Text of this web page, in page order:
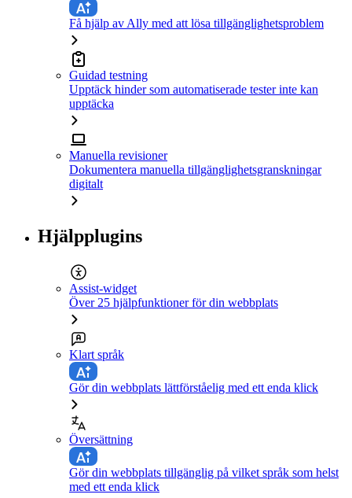
Få hjälp av Ally med att lösa tillgänglighetsproblem
Guidad testning
Upptäck hinder som automatiserade tester inte kan
upptäcka
Manuella revisioner
Dokumentera manuella tillgänglighetsgranskningar
digitalt
Hjälpplugins
Assist-widget
Över 25 hjälpfunktioner för din webbplats
Klart språk
Gör din webbplats lättförståelig med ett enda klick
Översättning
Gör din webbplats tillgänglig på vilket språk som helst
med ett enda klick